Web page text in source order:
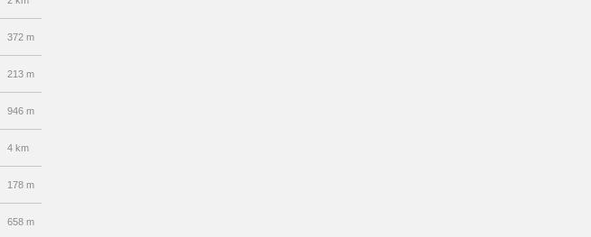
372 m
213 m
946 m
4 km
178 m
658 m